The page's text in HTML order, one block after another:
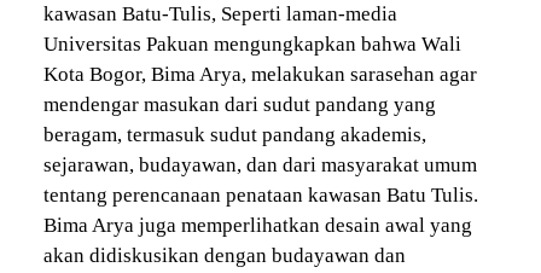
kawasan Batu-Tulis, Seperti laman-media
Universitas Pakuan mengungkapkan bahwa Wali
Kota Bogor, Bima Arya, melakukan sarasehan agar
mendengar masukan dari sudut pandang yang
beragam, termasuk sudut pandang akademis,
sejarawan, budayawan, dan dari masyarakat umum
tentang perencanaan penataan kawasan Batu Tulis.
Bima Arya juga memperlihatkan desain awal yang
akan didiskusikan dengan budayawan dan